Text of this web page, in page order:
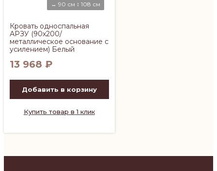
↔ 90 см ↕ 108 см
Кровать односпальная
АРЗУ (90х200/
металлическое основание с
усилением) Белый
13 968 ₽
Добавить в корзину
Купить товар в 1 клик